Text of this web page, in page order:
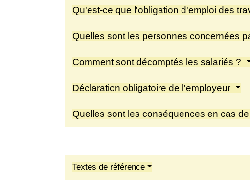
Qu'est-ce que l'obligation d'emploi des
Quelles sont les personnes concernées
Comment sont décomptés les salariés ?
Déclaration obligatoire de l'employeur
Quelles sont les conséquences en cas
Textes de référence